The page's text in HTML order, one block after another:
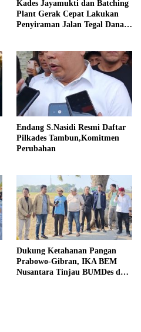
Kades Jayamukti dan Batching
Plant Gerak Cepat Lakukan
Penyiraman Jalan Tegal Danas
Endang S.Nasidi Resmi Daftar
Pilkades Tambun,Komitmen
Perubahan
Dukung Ketahanan Pangan
Prabowo-Gibran, IKA BEM
Nusantara Tinjau BUMDes dan